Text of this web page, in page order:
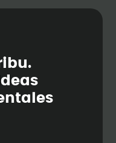
ibu.
Ideas
nta les